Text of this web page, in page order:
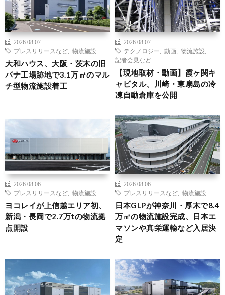
2026.08.07
プレスリリースなど
物流施設
大和ハウス、大阪・茨木の旧
パナ工場跡地で3.1万㎡のマル
チ型物流施設着工
2026.08.07
テクノロジー
動画 物流施設
記者会見など
【現地取材・動画】霞ヶ関キ
ャピタル、川崎・東扇島の冷
凍自動倉庫を公開
2026.08.06
プレスリリースなど
物流施設
ヨコレイが上信越エリア初、
新潟・長岡で2.7万tの物流拠
点開設
2026.08.06
プレスリリースなど
物流施設
日本GLPが神奈川・厚木で8.4
万㎡の物流施設完成、日本エ
マソンや真栄運輸など入居決
定